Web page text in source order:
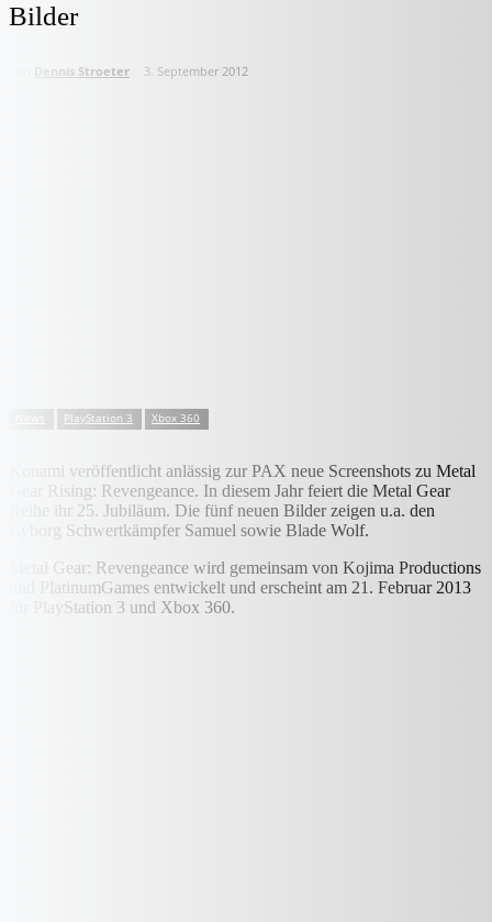
Bilder
Dennis Stroeter 3. September 2012
PlayStation 3 Xbox 360
Konami veröffentlicht anlässig zur PAX neue Screenshots zu Metal
Gear Rising: Revengeance. In diesem Jahr feiert die Metal Gear
Reihe ihr 25. Jubiläum. Die fünf neuen Bilder zeigen u.a. den
Cyborg Schwertkämpfer Samuel sowie Blade Wolf.
Metal Gear: Revengeance wird gemeinsam von Kojima Productions
und PlatinumGames entwickelt und erscheint am 21. Februar 2013
für PlayStation 3 und Xbox 360.